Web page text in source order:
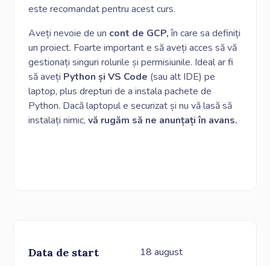
este recomandat pentru acest curs.
Aveți nevoie de un cont de GCP,în care sa definiți
un proiect. Foarte important e să aveți acces să vă
gestionați singuri rolurile și permisiunile. Ideal ar fi
să aveți Python și VS Code (sau alt IDE) pe
laptop, plus drepturi de a instala pachete de
Python. Dacă laptopul e securizat și nu vă lasă să
instalați nimic,vă rugăm să ne anunțați în avans.
Data de start 18 august